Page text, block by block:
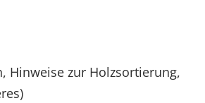
Hinweise zur Holzsortierung,